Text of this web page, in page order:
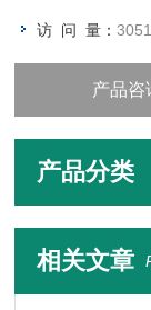
访 问 量：3051
产品咨
产品分类
相关文章